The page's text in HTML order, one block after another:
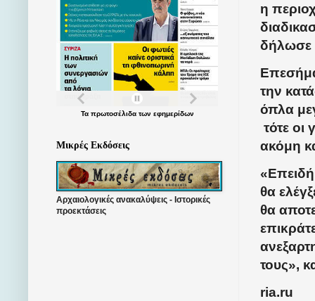
η
δήλωσε
την
όπλα
τότε οι
ακόμη
θα
θα
τους»,
ria.ru
Τα πρωτοσέλιδατων εφημερίδων
Μικρές Εκδόσεις
Αρχαιολογικές ανακαλύψεις - Ιστορικές
προεκτάσεις